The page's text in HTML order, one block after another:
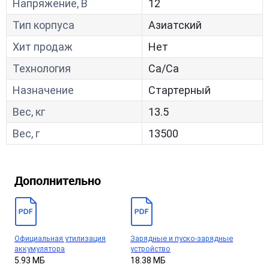
Напряжение, В
12
Тип корпуса
Азиатский
Хит продаж
Нет
Технология
Са/Са
Назначение
Стартерный
Вес, кг
13.5
Вес, г
13500
Дополнительно
Официальная утилизация
аккумулятора
5.93 МБ
Зарядные и пуско-зарядные
устройство
18.38 МБ